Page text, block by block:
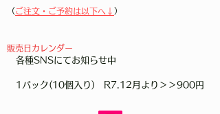
（ご注文・ご予約は以下へ↓ ）
販売日カレンダー
​ 各種SNSにてお知らせ中
1パック(10個入り) R7.12月より＞＞900円